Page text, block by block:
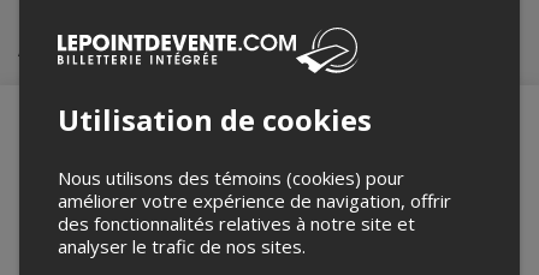
Achat de billets
Merci de confirmer que vous n'êtes pas un
robot ci-bas.
Utilisation de cookies
Nous utilisons des témoins (cookies) pour
améliorer votre expérience de navigation, offrir
des fonctionnalités relatives à notre site et
analyser le trafic de nos sites.